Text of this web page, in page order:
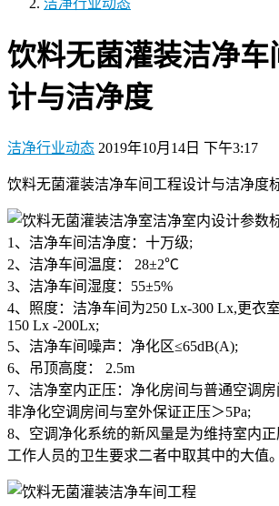
洁净行业动态
饮料无菌灌装洁净车
计与洁净度
洁净行业动态 2019年10月14日 下午3:17
饮料无菌灌装洁净车间工程设计与洁净度
洁净室内设计参数
1、洁净车间洁净度：十万级;
2、洁净车间温度： 28±2℃
3、洁净车间湿度：55±5%
4、照度：洁净车间为250 Lx-300 Lx,更衣
150 Lx -200Lx;
5、洁净车间噪声：净化区≤65dB(A);
6、吊顶高度： 2.5m
7、洁净室内正压：净化房间与普通空调房
非净化空调房间与室外保证正压＞5Pa;
8、空调净化系统的新风量是为维持室内
工作人员的卫生要求二者中取其中的大值。